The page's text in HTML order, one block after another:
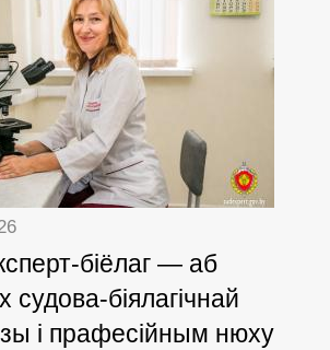
біёлаг — аб
судова-біялагічнай
і прафесійным нюху